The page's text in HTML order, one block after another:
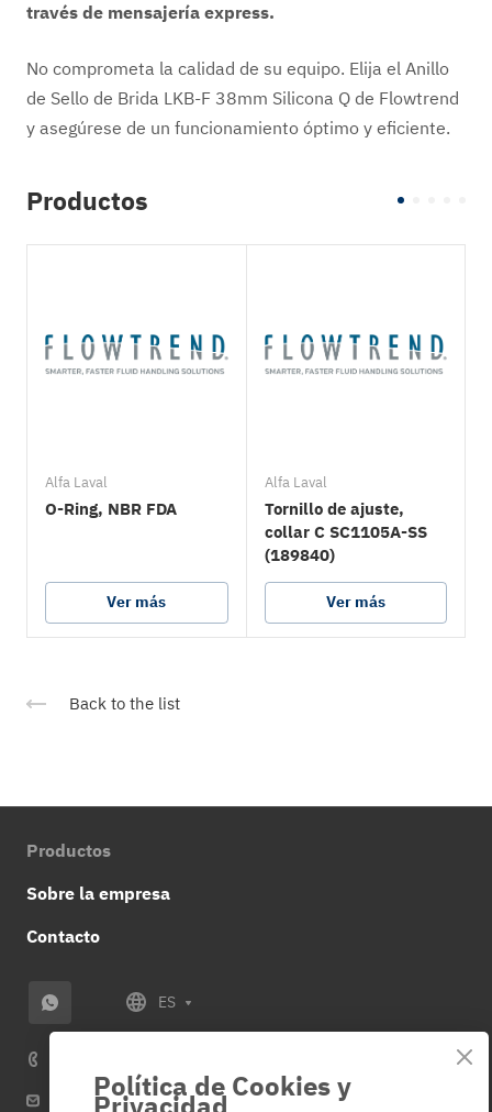
través de mensajería express.
No comprometa la calidad de su equipo. Elija el Anillo
de Sello de Brida LKB-F 38mm Silicona Q de Flowtrend
y asegúrese de un funcionamiento óptimo y eficiente.
Productos
Alfa Laval
O-Ring, NBR FDA
Ver más
Alfa Laval
Tornillo de ajuste,
collar C SC1105A-SS
(189840)
Ver más
Back to the list
Productos
Sobre la empresa
Contacto
ES
info@veza-e.es
Política de Cookies y